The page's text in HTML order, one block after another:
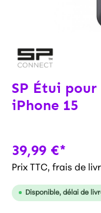
SP Étui pour
iPhone 15
39,99 €*
Prix TTC, frais de
Disponible, délai de